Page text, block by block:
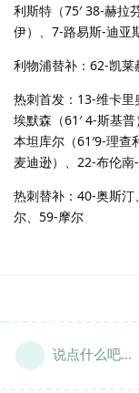
利斯特（75′ 38-赫拉
伊）、7-路易斯-迪亚
利物浦替补：62-凯
热刺首发：13-维卡
埃默森（61′ 4-斯基
本坦库尔（61′9-理查
麦迪逊）、22-布伦
热刺替补：40-奥斯
尔、59-摩尔
说点什么吧...